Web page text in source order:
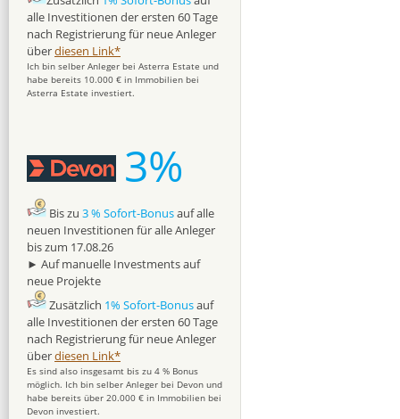
alle Investitionen der ersten 60 Tage
nach Registrierung für neue Anleger
überdiesen Link*
Ich bin selber Anleger bei Asterra Estate und
habe bereits 10.000 € in Immobilien bei
Asterra Estate investiert.
3%
Bis zu 3 % Sofort-Bonusauf alle
neuen Investitionen für alle Anleger
bis zum 17.08.26
► Auf manuelle Investments auf
neue Projekte
Zusätzlich 1% Sofort-Bonusauf
alle Investitionen der ersten 60 Tage
nach Registrierung für neue Anleger
überdiesen Link*
Es sind also insgesamt bis zu 4 % Bonus
möglich. Ich bin selber Anleger bei Devon und
habe bereits über 20.000 € in Immobilien bei
Devon investiert.